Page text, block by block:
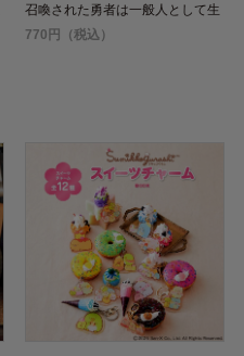
召喚された勇者は一般人として生
きていく? 3
770円（税込）